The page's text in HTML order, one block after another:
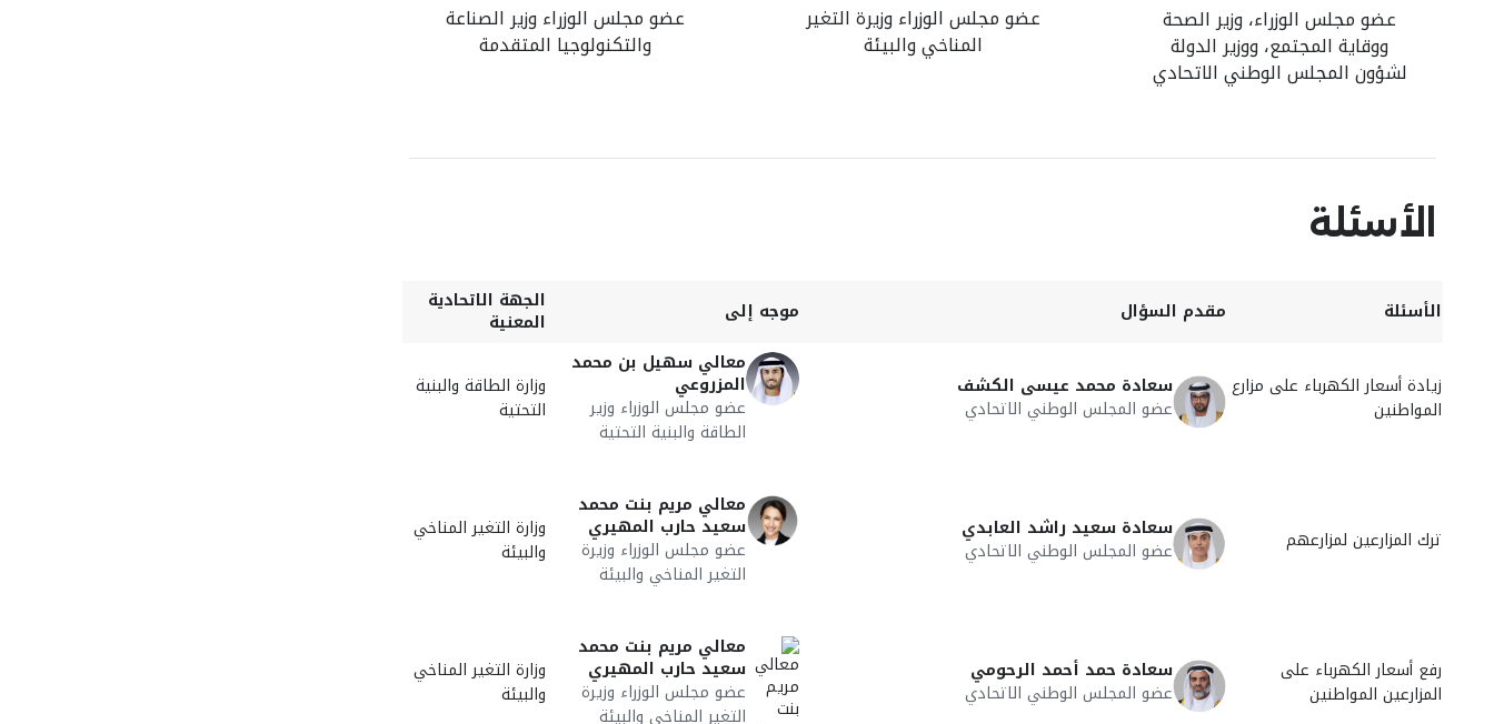
عضو مجلس الوزراء، وزير الصحة
ووقاية المجتمع، ووزير الدولة
لشؤون المجلس الوطني الاتحادي
عضو مجلس الوزراء وزيرة التغير
المناخي والبيئة
عضو مجلس الوزراء وزير الصناعة
والتكنولوجيا المتقدمة
الأسئلة
الأسئلة مقدم السؤال موجه إلى الجهة الاتحادية
المعنية
زيادة أسعار الكهرباء على مزارع
المواطنين
سعادة محمد عيسى الكشف
عضو المجلس الوطني الاتحادي
معالي سهيل بن محمد
المزروعي
عضو مجلس الوزراء وزير
الطاقة والبنية التحتية
وزارة الطاقة والبنية
التحتية
ترك المزارعين لمزارعهم سعادة سعيد راشد العابدي
عضو المجلس الوطني الاتحادي
معالي مريم بنت محمد
سعيد حارب المهيري
عضو مجلس الوزراء وزيرة
التغير المناخي والبيئة
وزارة التغير المناخي
والبيئة
رفع أسعار الكهرباء على
المزارعين المواطنين
سعادة حمد أحمد الرحومي
عضو المجلس الوطني الاتحادي
معالي مريم بنت محمد
سعيد حارب المهيري
عضو مجلس الوزراء وزيرة
التغير المناخي والبيئة
وزارة التغير المناخي
والبيئة